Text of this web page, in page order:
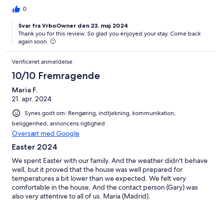
0
Svar fra VrboOwner den 23. maj 2024
Thank you for this review. So glad you enjoyed your stay. Come back
again soon. 🙂
Verificeret anmeldelse
10/10 Fremragende
Maria F.
21. apr. 2024
Synes godt om: Rengøring, indtjekning, kommunikation,
beliggenhed, annoncens rigtighed
Oversæt med Google
Easter 2024
We spent Easter with our family. And the weather didn't behave
well, but it proved that the house was well prepared for
temperatures a bit lower than we expected. We felt very
comfortable in the house. And the contact person (Gary) was
also very attentive to all of us. Maria (Madrid).